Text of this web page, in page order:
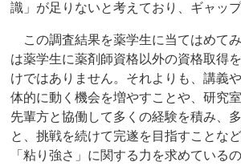
識」が足りないと考えており、ギャッ
この調査結果を薬学生に当てはめて
は薬学生に薬剤師資格以外の資格取得
けではありません。それよりも、講義
体的に動く機会を増やすことや、研究
先輩方と協働して多くの経験を積み、
と、挑戦を続けて完遂を目指すことな
「粘り強さ」に関する力を求めているの